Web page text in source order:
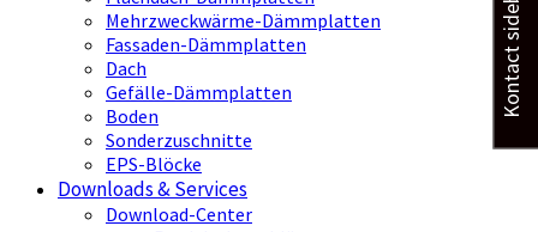
Mehrzweckwärme-Dämmplatten
Fassaden-Dämmplatten
Dach
Gefälle-Dämmplatten
Boden
Sonderzuschnitte
EPS-Blöcke
Downloads & Services
Download-Center
Kontact sidebar